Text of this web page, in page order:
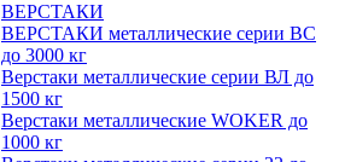
ВЕРСТАКИ
ВЕРСТАКИ металлические серии ВС
до 3000 кг
Верстаки металлические серии ВЛ до
1500 кг
Верстаки металлические WOKER до
1000 кг